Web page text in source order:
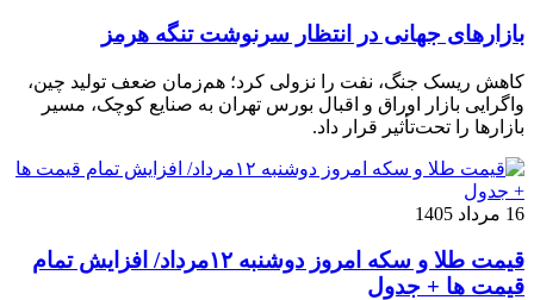
بازارهای جهانی در انتظار سرنوشت تنگه هرمز
کاهش ریسک جنگ، نفت را نزولی کرد؛ هم‌زمان ضعف تولید چین،
واگرایی بازار اوراق و اقبال بورس تهران به صنایع کوچک، مسیر
بازارها را تحت‌تأثیر قرار داد.
16 مرداد 1405
قیمت طلا و سکه امروز دوشنبه ۱۲مرداد/ افزایش تمام
قیمت ها + جدول